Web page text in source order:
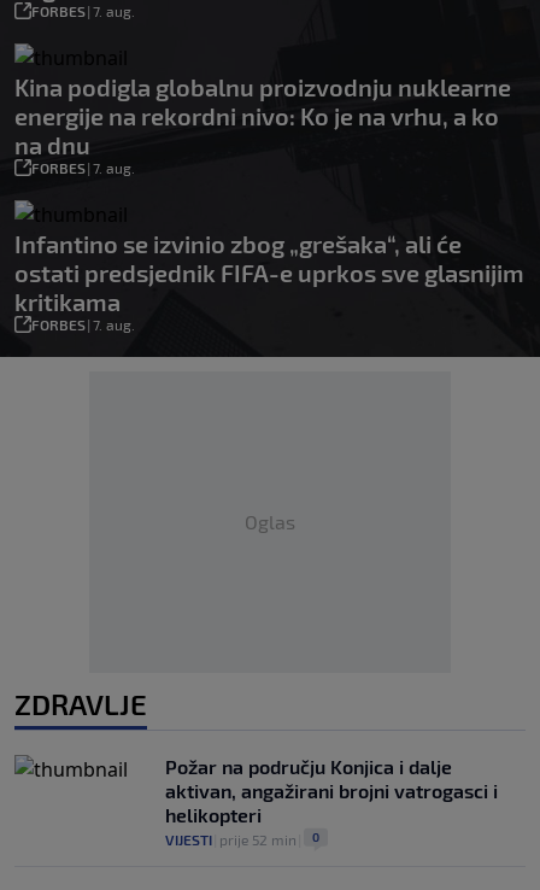
FORBES| 7. aug.
Kina podigla globalnu proizvodnju nuklearne
energije na rekordni nivo: Ko je na vrhu, a ko
na dnu
FORBES| 7. aug.
Infantino se izvinio zbog „grešaka“, ali će
ostati predsjednik FIFA-e uprkos sve glasnijim
kritikama
FORBES| 7. aug.
Oglas
ZDRAVLJE
Požar na području Konjica i dalje
aktivan, angažirani brojni vatrogasci i
helikopteri
VIJESTI prije 52 min 0